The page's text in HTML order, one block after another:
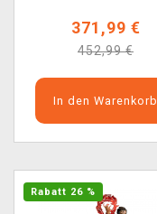
Studios)
371,99 €
452,99 €
In den Warenkorb
Rabatt 26 %